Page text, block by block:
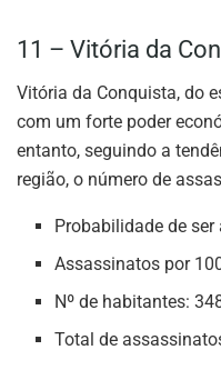
11 – Vitória da
Vitória da Conquista, do
com um forte poder
entanto, seguindo a
região, o número de
Probabilidade de
Assassinatos por
Nº de habitantes:
Total de